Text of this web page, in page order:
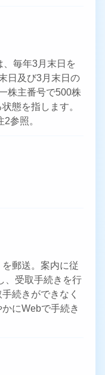
、毎年3月末日を
日及び3月末日の
株主番号で500株
態を指します。
参照。
郵送。案内に従
、受取手続きを行
続きができなく
にWebで手続き